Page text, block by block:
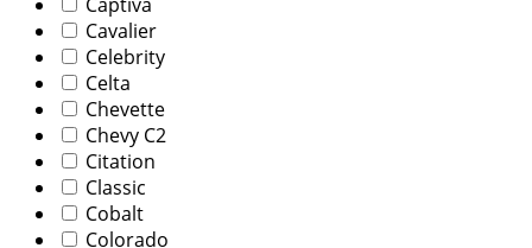
Cavalier
Celebrity
Celta
Chevette
Chevy C2
Citation
Classic
Cobalt
Colorado